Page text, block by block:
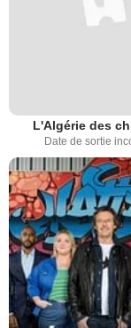
L'Algérie des
Date de sortie